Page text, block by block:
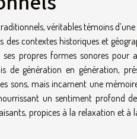
véritables témoins
des contextes historiques et
propres formes sonores pour
de génération en génération,
sons, mais incarnent une
un sentiment profond
propices à la relaxation et à